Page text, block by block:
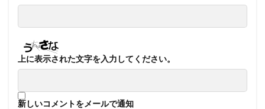
上に表示された文字を入力してください。
新しいコメントをメールで通知